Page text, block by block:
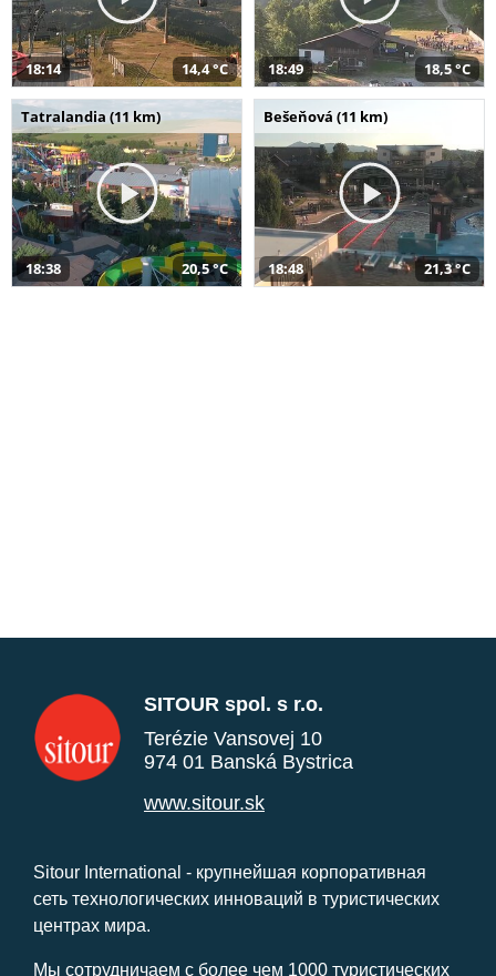
18:14 14,4 °C 18:49 18,5 °C
Tatralandia (11 km)
18:38 20,5 °C
Bešeňová (11 km)
18:48 21,3 °C
SITOUR spol. s r.o.
Terézie Vansovej 10
974 01 Banská Bystrica
www.sitour.sk
Sitour International - крупнейшая корпоративная
сеть технологических инноваций в туристических
центрах мира.
Мы сотрудничаем с более чем 1000 туристических